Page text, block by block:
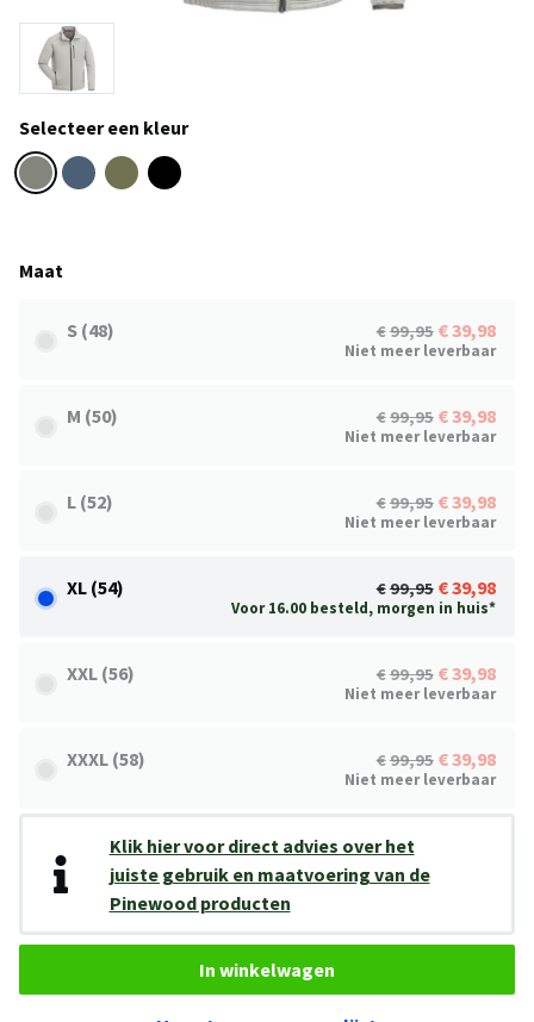
Selecteer een kleur
Maat
S (48) 99,95 39,98
Niet meer leverbaar
M (50) 99,95 39,98
Niet meer leverbaar
L (52) 99,95 39,98
Niet meer leverbaar
XL (54) 99,95 39,98
Voor 16.00 besteld, morgen in huis*
XXL (56) 99,95 39,98
Niet meer leverbaar
XXXL (58) 99,95 39,98
Niet meer leverbaar
Klik hier voor direct advies over het
juiste gebruik en maatvoering van de
Pinewood producten
In winkelwagen